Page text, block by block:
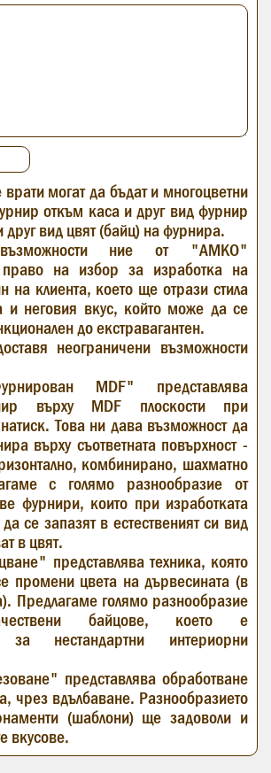
могат да бъдат и многоцветни
откъм каса и друг вид фурнир
друг вид цвят (байц) на фурнира.
ние от "АМКО"
право на избор за изработка на
на клиента, което ще отрази стила
и неговия вкус, който може да се
до екстравагантен.
неограничени възможности
MDF" представлява
върху MDF плоскости при
Това ни дава възможност да
върху съответната повърхност -
комбинирано, шахматно
с голямо разнообразие от
фурнири, които при изработката
се запазят в естественият си вид
в цвят.
представлява техника, която
промени цвета на дървесината (в
Предлагаме голямо разнообразие
байцове, което е
за нестандартни интериорни
представлява обработване
чрез вдълбаване. Разнообразието
(шаблони) ще задоволи и
вкусове.